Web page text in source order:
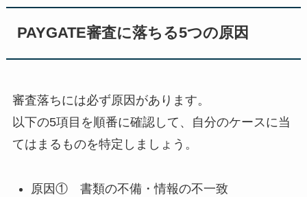
PAYGATE審査に落ちる5つの原因
審査落ちには必ず原因があります。
以下の5項目を順番に確認して、自分のケースに当
てはまるものを特定しましょう。
原因① 書類の不備・情報の不一致